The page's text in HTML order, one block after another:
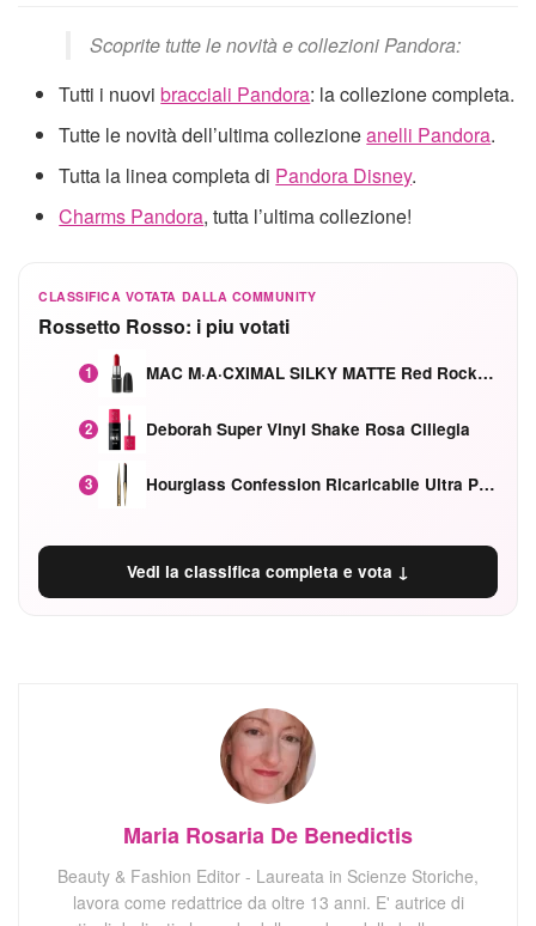
Scoprite tutte le novità e collezioni Pandora:
Tutti i nuovibracciali Pandora: la collezione completa.
Tutte le novità dell’ultima collezioneanelli Pandora.
Tutta la linea completa di Pandora Disney.
Charms Pandora, tutta l’ultima collezione!
CLASSIFICA VOTATA DALLA COMMUNITY
Rossetto Rosso: i piu votati
1 MAC M·A·CXIMAL SILKY MATTE Red Rock mat
2 Deborah Super Vinyl Shake Rosa Ciliegia
3 Hourglass Confession Ricaricabile Ultra Preciso Ad Alta Intensità Secretly Classic Red
Vedi la classifica completa e vota ↓
Maria Rosaria De Benedictis
Beauty & Fashion Editor - Laureata in Scienze Storiche,
lavora come redattrice da oltre 13 anni. E' autrice di